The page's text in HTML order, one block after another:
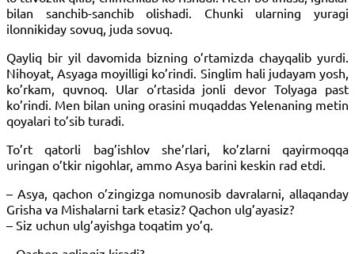
bilan sanchib-sanchib olishadi. Chunki ularning yuragi
ilonnikiday sovuq, juda sovuq.
Qayliq bir yil davomida bizning o’rtamizda chayqalib yurdi.
Nihoyat, Asyaga moyilligi ko’rindi. Singlim hali judayam yosh,
ko’rkam, quvnoq. Ular o’rtasida jonli devor Tolyaga past
ko’rindi. Men bilan uning orasini muqaddas Yelenaning metin
qoyalari to’sib turadi.
To’rt qatorli bag’ishlov she’rlari, ko’zlarni qayirmoqqa
uringan o’tkir nigohlar, ammo Asya barini keskin rad etdi.
– Asya, qachon o’zingizga nomunosib davralarni, allaqanday
Grisha va Mishalarni tark etasiz? Qachon ulg’ayasiz?
– Siz uchun ulg’ayishga toqatim yo’q.